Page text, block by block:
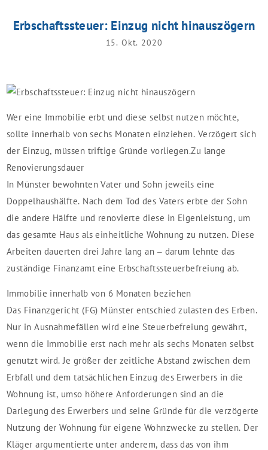
Erbschaftssteuer: Einzug nicht hinauszögern
15. Okt. 2020
Wer eine Immobilie erbt und diese selbst nutzen möchte,
sollte innerhalb von sechs Monaten einziehen. Verzögert sich
der Einzug, müssen triftige Gründe vorliegen.Zu lange
Renovierungsdauer
In Münster bewohnten Vater und Sohn jeweils eine
Doppelhaushälfte. Nach dem Tod des Vaters erbte der Sohn
die andere Hälfte und renovierte diese in Eigenleistung, um
das gesamte Haus als einheitliche Wohnung zu nutzen. Diese
Arbeiten dauerten drei Jahre lang an – darum lehnte das
zuständige Finanzamt eine Erbschaftssteuerbefreiung ab.
Immobilie innerhalb von 6 Monaten beziehen
Das Finanzgericht (FG) Münster entschied zulasten des Erben.
Nur in Ausnahmefällen wird eine Steuerbefreiung gewährt,
wenn die Immobilie erst nach mehr als sechs Monaten selbst
genutzt wird. Je größer der zeitliche Abstand zwischen dem
Erbfall und dem tatsächlichen Einzug des Erwerbers in die
Wohnung ist, umso höhere Anforderungen sind an die
Darlegung des Erwerbers und seine Gründe für die verzögerte
Nutzung der Wohnung für eigene Wohnzwecke zu stellen. Der
Kläger argumentierte unter anderem, dass das von ihm